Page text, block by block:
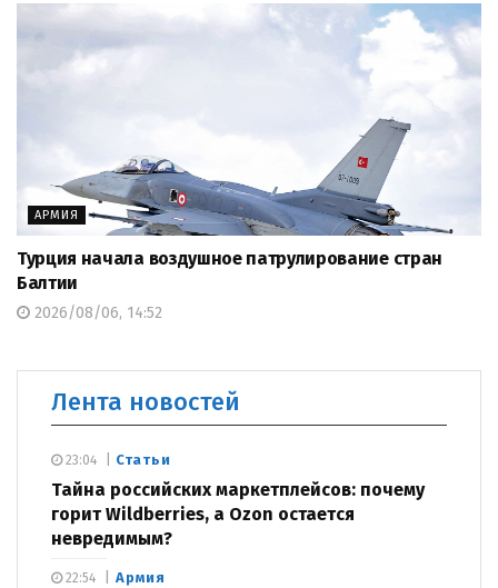
АРМИЯ
Турция начала воздушное патрулирование стран
Балтии
2026/08/06, 14:52
Лента новостей
Статьи
Тайна российских маркетплейсов: почему
горит Wildberries, а Ozon остается
невредимым?
23:04
Армия
22:54